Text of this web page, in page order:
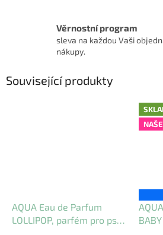
Věrnostní program
sleva na každou Vaši
nákupy.
Související produkty
AQUA Eau de Parfum
LOLLIPOP, parfém pro psy